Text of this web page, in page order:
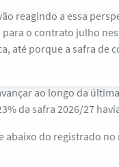
reagindo a essa
o contrato julho
até porque a safra
ao longo da
da safra 2026/27
abaixo do registrado